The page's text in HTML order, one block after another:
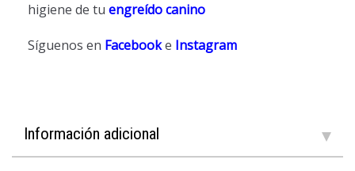
higiene de tu engreído canino
Síguenos en Facebooke Instagram
Información adicional